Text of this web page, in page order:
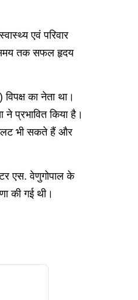
एवं परिवार
समय तक सफल हृदय
का नेता था।
प्रभावित किया है।
भी सकते हैं और
एस. वेणुगोपाल के
की गई थी।